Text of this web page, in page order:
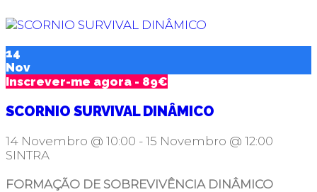
14
Nov
Inscrever-me agora - 89€
SCORNIO SURVIVAL DINÂMICO
14 Novembro @ 10:00 - 15 Novembro @ 12:00
SINTRA
FORMAÇÃO DE SOBREVIVÊNCIA DINÂMICO